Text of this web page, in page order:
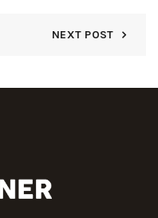
NEXT POST